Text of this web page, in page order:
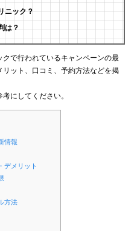
ニック？
は？
で行われているキャンペーンの最
ット、口コミ、予約方法などを掲
にしてください。
情報
デメリット
方法